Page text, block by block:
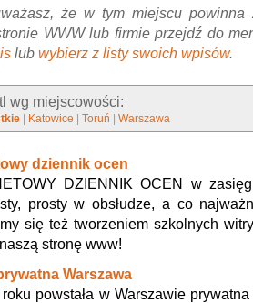
że w tym miejscu powinna
WWW lub firmie przejdź do
lub wybierz z listy swoich wpisów.
wg miejscowości:
Katowice |Toruń |Warszawa
dziennik ocen
DZIENNIK OCEN w
prosty w obsłudze, a co
się też tworzeniem szkolnych
stronę www!
Warszawa
powstała w Warszawie